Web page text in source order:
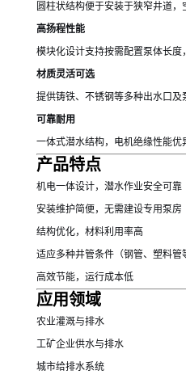
圆柱状结构便于安装于狭窄井道，
高扬程性能
模块化设计支持按需配置泵体长度
材质灵活可选
提供铸铁、不锈钢等多种出水口及
可靠耐用
一体式潜水结构，电机绝缘性能优
产品特点
机电一体设计，潜水作业安全可靠
安装维护简便，无需建设专用泵房
结构优化，材料利用率高
适应多种井管条件（钢管、塑料管
高效节能，运行成本低
应用领域
农业灌溉与排水
工矿企业供水与排水
城市给排水系统